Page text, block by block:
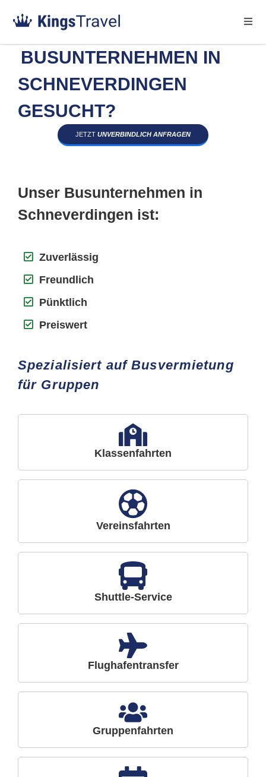
BUSUNTERNEHMEN IN
SCHNEVERDINGEN
GESUCHT?
JETZT UNVERBINDLICH ANFRAGEN
Unser Busunternehmen in
Schneverdingen ist:
Zuverlässig
Freundlich
Pünktlich
Preiswert
Spezialisiert auf Busvermietung
für Gruppen
Klassenfahrten
Vereinsfahrten
Shuttle-Service
Flughafentransfer
Gruppenfahrten